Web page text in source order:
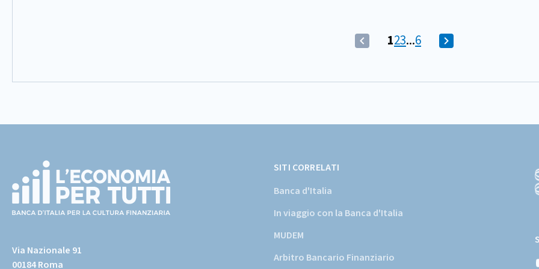
(Comando
Vai
(Comando
Pagina
1Vai
schermata
2Vai
schermata
3...Vai
schermata
6
Vai
schermata
page)
Via Nazionale 91
00184 Roma
SITI CORRELATI
Banca d'Italia
In viaggio con la Banca d'Italia
MUDEM
Arbitro Bancario Finanziario